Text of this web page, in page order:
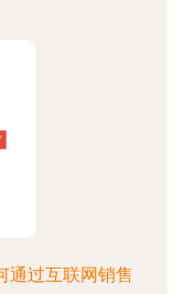
通过互联网销售